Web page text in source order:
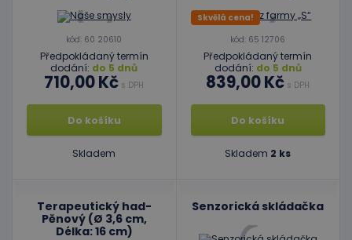
kód: 60 20610
Předpokládaný termín
dodání: do 5 dnů
710,00 Kč s DPH
Do košíku
Skladem
Skvělá cena!
kód: 65 12706
Předpokládaný termín
dodání: do 5 dnů
839,00 Kč s DPH
Do košíku
Skladem 2 ks
Terapeutický had-
Pěnový (Ø 3,6 cm,
Délka: 16 cm)
Senzorická skládačka